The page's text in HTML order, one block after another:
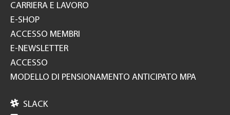
CARRIERA E LAVORO
E-SHOP
ACCESSO MEMBRI
E-NEWSLETTER
ACCESSO
MODELLO DI PENSIONAMENTO ANTICIPATO MPA
 SLACK